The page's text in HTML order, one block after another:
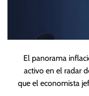
El panorama
activo en el radar
que el economista